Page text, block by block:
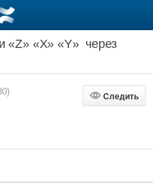
«Z» «X» «Y» через
Следить
Следить